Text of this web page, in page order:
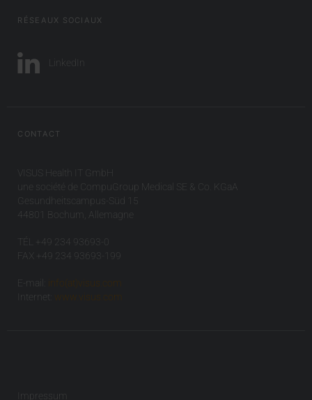
RÉSEAUX SOCIAUX
LinkedIn
CONTACT
VISUS Health IT GmbH
une société de CompuGroup Medical SE & Co. KGaA
Gesundheitscampus-Süd 15
44801 Bochum, Allemagne
TÉL +49 234 93693-0
FAX +49 234 93693-199
E-mail:
info(at)visus.com
Internet:
www.visus.com
Impressum